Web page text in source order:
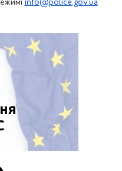
info@police.gov.ua